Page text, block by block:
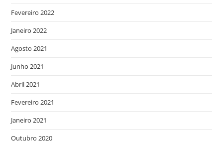
Fevereiro 2022
Janeiro 2022
Agosto 2021
Junho 2021
Abril 2021
Fevereiro 2021
Janeiro 2021
Outubro 2020